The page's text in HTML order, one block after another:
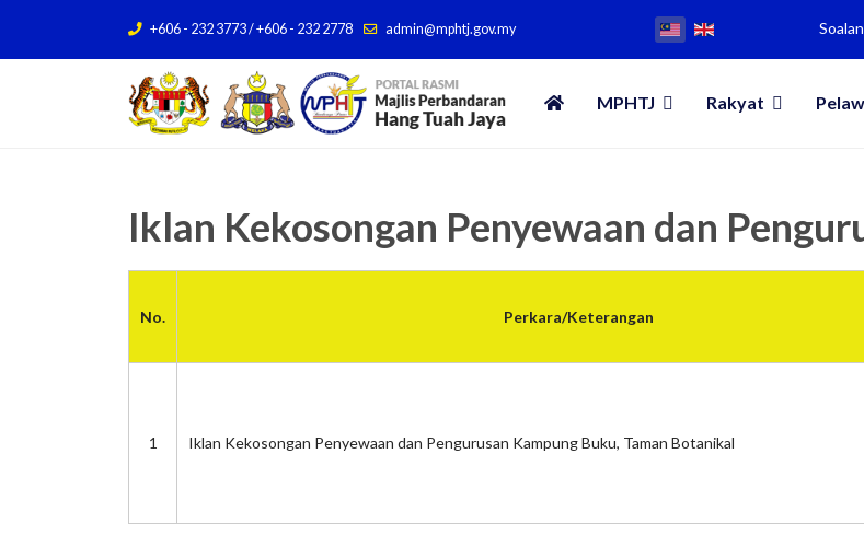
+606 - 232 3773 / +606 - 232 2778 admin@mphtj.gov.my
MPHTJ Rakyat
Iklan Kekosongan Penyewaan dan
No. Perkara/Keterangan
1 Iklan Kekosongan Penyewaan dan Pengurusan Kampung Buku, Taman Botanikal